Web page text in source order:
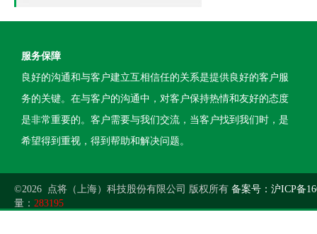
服务保障
良好的沟通和与客户建立互相信任的关系是提供良好的客户服
务的关键。在与客户的沟通中，对客户保持热情和友好的态度
是非常重要的。客户需要与我们交流，当客户找到我们时，是
希望得到重视，得到帮助和解决问题。
©2026 点将（上海）科技股份有限公司 版权所有 备案号：沪ICP备
量： 283195